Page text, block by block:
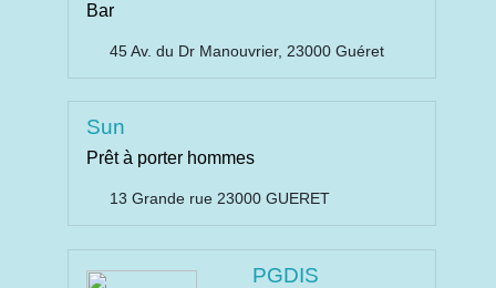
Bar
45 Av. du Dr Manouvrier, 23000 Guéret
Sun
Prêt à porter hommes
13 Grande rue 23000 GUERET
PGDIS